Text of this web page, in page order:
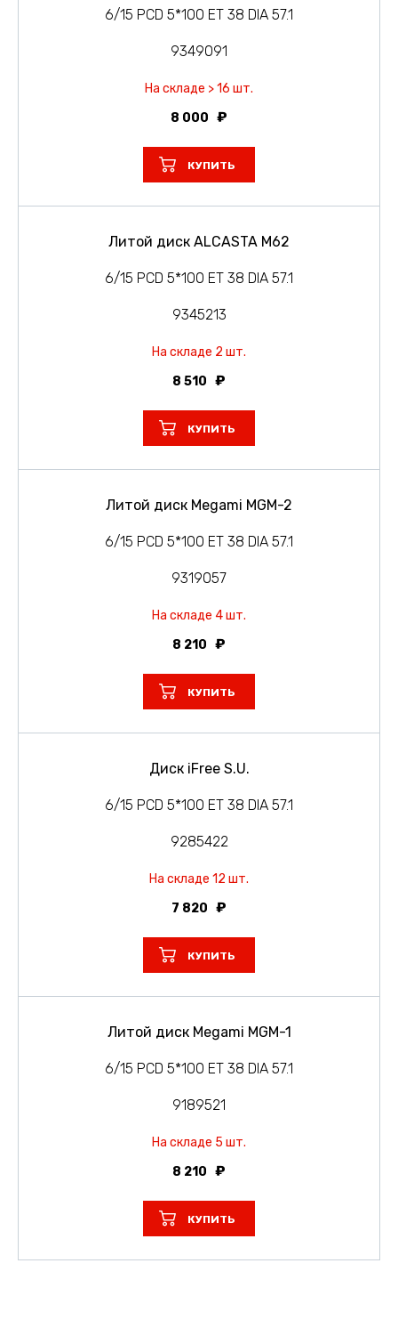
6/15 PCD 5*100 ET 38 DIA 57.1
9349091
На складе > 16 шт.
8 000
КУПИТЬ
Литой диск ALCASTA M62
6/15 PCD 5*100 ET 38 DIA 57.1
9345213
На складе 2 шт.
8 510
КУПИТЬ
Литой диск Megami MGM-2
6/15 PCD 5*100 ET 38 DIA 57.1
9319057
На складе 4 шт.
8 210
КУПИТЬ
Диск iFree S.U.
6/15 PCD 5*100 ET 38 DIA 57.1
9285422
На складе 12 шт.
7 820
КУПИТЬ
Литой диск Megami MGM-1
6/15 PCD 5*100 ET 38 DIA 57.1
9189521
На складе 5 шт.
8 210
КУПИТЬ